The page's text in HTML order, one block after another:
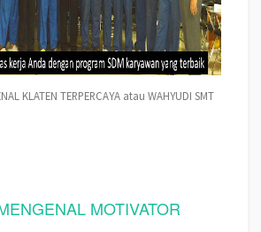
KLATEN TERPERCAYA atau WAHYUDI SMT
MOTIVATOR